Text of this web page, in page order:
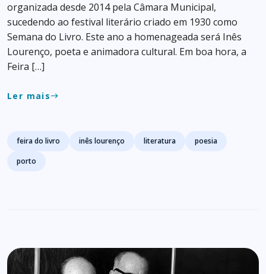
organizada desde 2014 pela Câmara Municipal,
sucedendo ao festival literário criado em 1930 como
Semana do Livro. Este ano a homenageada será Inês
Lourenço, poeta e animadora cultural. Em boa hora, a
Feira […]
Ler maiseast
Tags
feira do livro inês lourenço literatura
poesia
porto